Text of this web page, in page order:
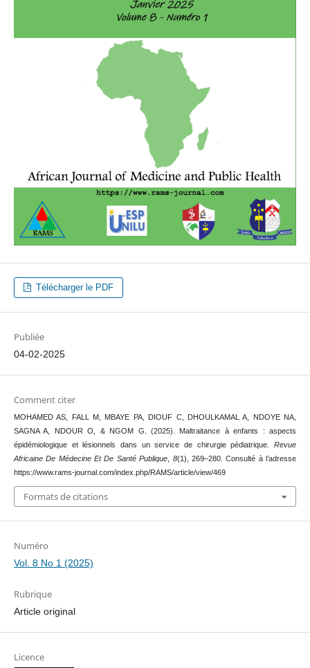
Télécharger le PDF
Publiée
04-02-2025
Comment citer
MOHAMED AS, FALL M, MBAYE PA, DIOUF C, DHOULKAMAL A, NDOYE NA,
SAGNA A, NDOUR O, & NGOM G. (2025). Maltraitance à enfants : aspects
épidémiologique et lésionnels dans un service de chirurgie pédiatrique.Revue
Africaine De Médecine Et De Santé Publique
8(1), 269–280. Consulté à l’adresse
https://www.rams-journal.com/index.php/RAMS/article/view/469
Formats de citations
Numéro
Vol. 8 No 1 (2025)
Rubrique
Article original
Licence